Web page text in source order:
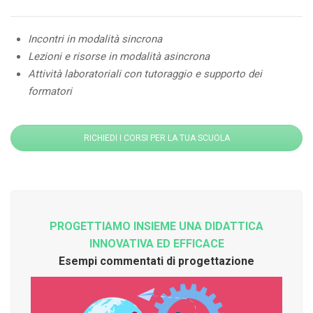
Incontri in modalità sincrona
Lezioni e risorse in modalità asincrona
Attività laboratoriali con tutoraggio e supporto dei
formatori
RICHIEDI I CORSI PER LA TUA SCUOLA
PROGETTIAMO INSIEME UNA DIDATTICA
INNOVATIVA ED EFFICACE
Esempi commentati di progettazione